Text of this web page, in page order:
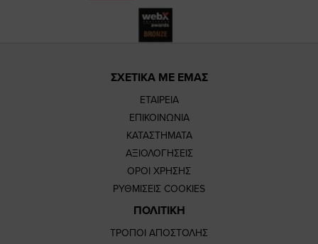
ΣΧΕΤΙΚΑ ΜΕ ΕΜΑΣ
ΕΤΑΙΡΕΙΑ
ΕΠΙΚΟΙΝΩΝΙΑ
ΚΑΤΑΣΤΗΜΑΤΑ
ΑΞΙΟΛΟΓΗΣΕΙΣ
ΟΡΟΙ ΧΡΗΣΗΣ
ΡΥΘΜΙΣΕΙΣ COOKIES
ΠΟΛΙΤΙΚΗ
ΤΡΟΠΟΙ ΑΠΟΣΤΟΛΗΣ